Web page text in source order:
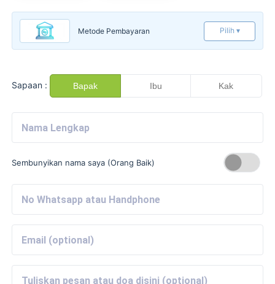
Metode Pembayaran Pilih ▾
Sapaan : Bapak Ibu Kak
Sembunyikan nama saya (Orang Baik)